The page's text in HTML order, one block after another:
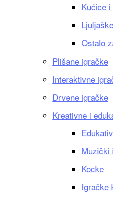
Kućice
Ljuljaške
Ostalo
Plišane igračke
Interaktivne
Drvene igračke
Kreativne i
Muzički
Kocke
Igračke